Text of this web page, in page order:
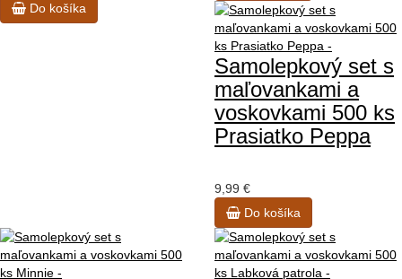
Do košíka
Samolepkový set s
maľovankami a
voskovkami 500 ks
Prasiatko Peppa
9,99 €
Do košíka